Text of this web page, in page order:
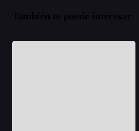
También te puede interesar